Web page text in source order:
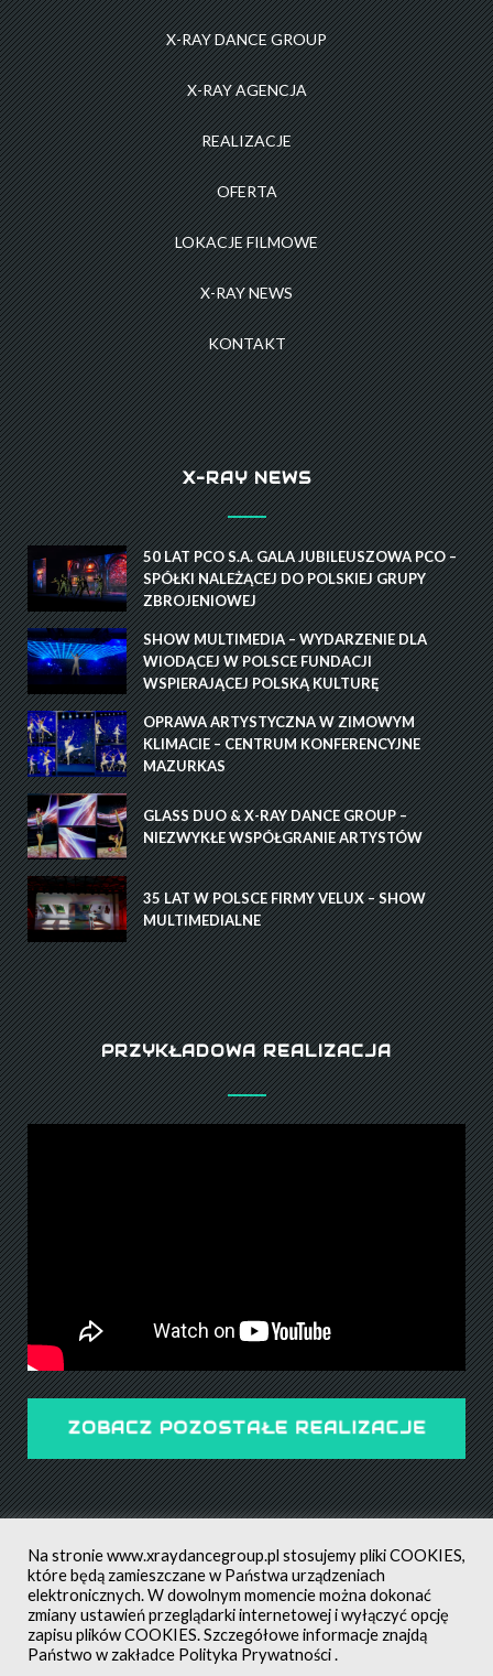
X-RAY DANCE GROUP
X-RAY AGENCJA
REALIZACJE
OFERTA
LOKACJE FILMOWE
X-RAY NEWS
KONTAKT
X-RAY NEWS
50 LAT PCO S.A. GALA JUBILEUSZOWA PCO –
SPÓŁKI NALEŻĄCEJ DO POLSKIEJ GRUPY
ZBROJENIOWEJ
SHOW MULTIMEDIA – WYDARZENIE DLA
WIODĄCEJ W POLSCE FUNDACJI
WSPIERAJĄCEJ POLSKĄ KULTURĘ
OPRAWA ARTYSTYCZNA W ZIMOWYM
KLIMACIE – CENTRUM KONFERENCYJNE
MAZURKAS
GLASS DUO & X-RAY DANCE GROUP –
NIEZWYKŁE WSPÓŁGRANIE ARTYSTÓW
35 LAT W POLSCE FIRMY VELUX – SHOW
MULTIMEDIALNE
PRZYKŁADOWA REALIZACJA
ZOBACZ POZOSTAŁE REALIZACJE
POLITYKA PRYWATNOŚCI
ALL RIGHTS RESERVED ©
CREATED BY: MATEUSZ ŚWIST (MŚ)
Na stroniewww.xraydancegroup.pl stosujemy pliki COOKIES,
które będą zamieszczane w Państwa urządzeniach
elektronicznych. W dowolnym momencie można dokonać
zmiany ustawień przeglądarki internetowej i wyłączyć opcję
zapisu plików COOKIES. Szczegółowe informacje znajdą
Państwo w zakładce Polityka Prywatności.